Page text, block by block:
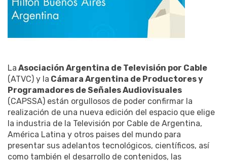
La Asociación Argentina de Televisión por Cable
(ATVC) y la Cámara Argentina de Productores y
Programadores de Señales Audiovisuales
(CAPSSA) están orgullosos de poder confirmar la
realización de una nueva edición del espacio que elige
la industria de la Televisión por Cable de Argentina,
América Latina y otros paises del mundo para
presentar sus adelantos tecnológicos, científicos, así
como también el desarrollo de contenidos, las